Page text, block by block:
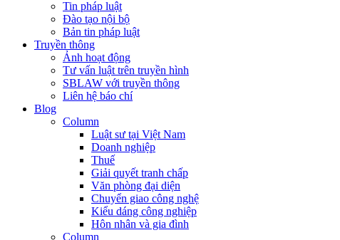
Tin pháp luật
Đào tạo nội bộ
Bản tin pháp luật
Truyền thông
Ảnh hoạt động
Tư vấn luật trên truyền hình
SBLAW với truyền thông
Liên hệ báo chí
Blog
Column
Luật sư tại Việt Nam
Doanh nghiệp
Thuế
Giải quyết tranh chấp
Văn phòng đại diện
Chuyển giao công nghệ
Kiểu dáng công nghiệp
Hôn nhân và gia đình
Column